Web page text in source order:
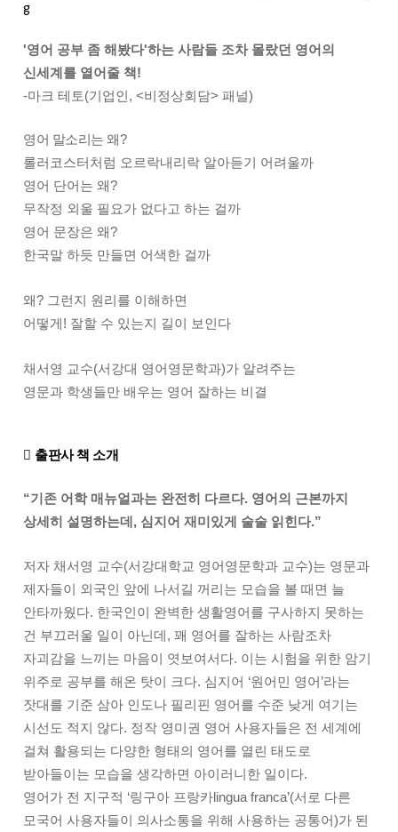
'영어 공부 좀 해봤다'하는 사람들 조차 몰랐던 영어의
신세계를 열어줄 책!
-마크 테토(기업인, <비정상회담> 패널)
영어 말소리는 왜?
롤러코스터처럼 오르락내리락 알아듣기 어려울까
영어 단어는 왜?
무작정 외울 필요가 없다고 하는 걸까
영어 문장은 왜?
한국말 하듯 만들면 어색한 걸까
왜? 그런지 원리를 이해하면
어떻게! 잘할 수 있는지 길이 보인다
채서영 교수(서강대 영어영문학과)가 알려주는
영문과 학생들만 배우는 영어 잘하는 비결
 출판사 책 소개
“기존 어학 매뉴얼과는 완전히 다르다. 영어의 근본까지
상세히 설명하는데, 심지어 재미있게 술술 읽힌다.”
저자 채서영 교수(서강대학교 영어영문학과 교수)는 영문과
제자들이 외국인 앞에 나서길 꺼리는 모습을 볼 때면 늘
안타까웠다. 한국인이 완벽한 생활영어를 구사하지 못하는
건 부끄러울 일이 아닌데, 꽤 영어를 잘하는 사람조차
자괴감을 느끼는 마음이 엿보여서다. 이는 시험을 위한 암기
위주로 공부를 해온 탓이 크다. 심지어 ‘원어민 영어’라는
잣대를 기준 삼아 인도나 필리핀 영어를 수준 낮게 여기는
시선도 적지 않다. 정작 영미권 영어 사용자들은 전 세계에
걸쳐 활용되는 다양한 형태의 영어를 열린 태도로
받아들이는 모습을 생각하면 아이러니한 일이다.
영어가 전 지구적 ‘링구아 프랑카lingua franca’(서로 다른
모국어 사용자들이 의사소통을 위해 사용하는 공통어)가 된